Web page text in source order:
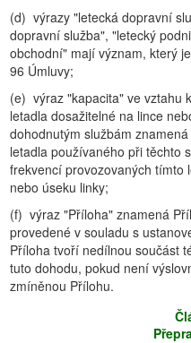
(d) výrazy "letecká dopravní
dopravní služba", "letecký
obchodní" mají význam, který
96 Úmluvy;
(e) výraz "kapacita" ve vztahu
letadla dosažitelné na lince
dohodnutým službám
letadla používaného při těchto
frekvencí provozovaných tímto
nebo úseku linky;
(f) výraz "Příloha" znamená
provedené v souladu s
Příloha tvoří nedílnou součást
tuto dohodu, pokud není
zmíněnou Přílohu.